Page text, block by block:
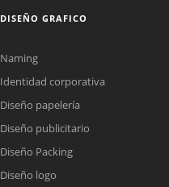
DISEÑO GRAFICO
Naming
Identidad corporativa
Diseño papelería
Diseño publicitario
Diseño Packing
Diseño logo